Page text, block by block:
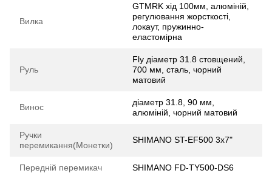
Вилка
GTMRK хід 100мм, алюміній,
регулювання жорсткості,
локаут, пружинно-
еластомірна
Руль
Fly діаметр 31.8 стовщений,
700 мм, сталь, чорний
матовий
Винос
діаметр 31.8, 90 мм,
алюміній, чорний матовий
Ручки
перемикання(Монетки)
SHIMANO ST-EF500 3x7"
Передній перемикач SHIMANO FD-TY500-DS6